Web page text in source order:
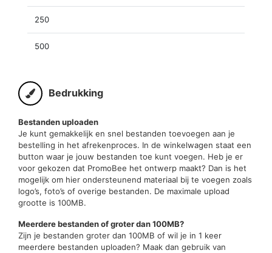
250
500
Bedrukking
Bestanden uploaden
Je kunt gemakkelijk en snel bestanden toevoegen aan je
bestelling in het afrekenproces. In de winkelwagen staat een
button waar je jouw bestanden toe kunt voegen. Heb je er
voor gekozen dat PromoBee het ontwerp maakt? Dan is het
mogelijk om hier ondersteunend materiaal bij te voegen zoals
logo’s, foto’s of overige bestanden. De maximale upload
grootte is 100MB.
Meerdere bestanden of groter dan 100MB?
Zijn je bestanden groter dan 100MB of wil je in 1 keer
meerdere bestanden uploaden? Maak dan gebruik van